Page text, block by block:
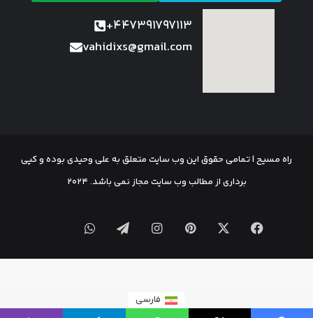
447391797113+
vahidixs@gmail.com
راه مسیح | تمامی حقوق این وب سایت متعلق به علی وحیدی بوده و کپی
برداری از مطالب وب سایت مجاز نمی باشد. 2024
فارسی